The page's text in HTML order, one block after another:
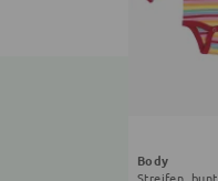
Body